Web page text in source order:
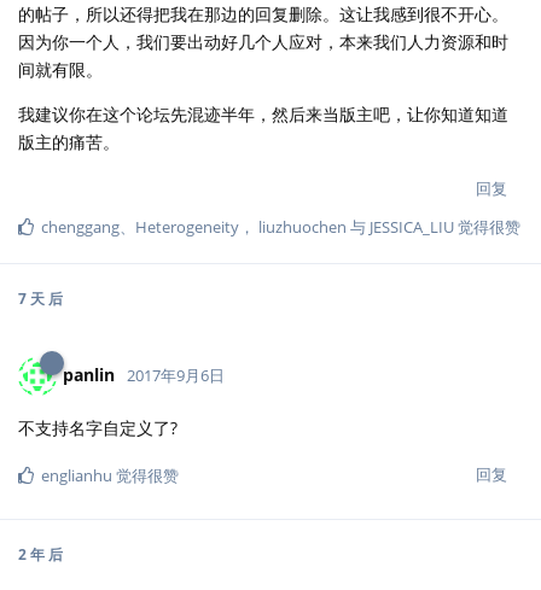
的帖子，所以还得把我在那边的回复删除。这让我感到很不开心。
因为你一个人，我们要出动好几个人应对，本来我们人力资源和时
间就有限。
我建议你在这个论坛先混迹半年，然后来当版主吧，让你知道知道
版主的痛苦。
回复
chenggang、 Heterogeneity ， liuzhuochen 与 JESSICA_LIU觉得很赞
7 天 后
panlin 2017年9月6日
不支持名字自定义了?
回复
englianhu 觉得很赞
2 年 后